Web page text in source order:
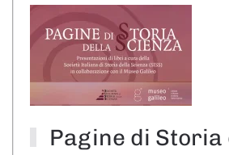
Pagine di Storia